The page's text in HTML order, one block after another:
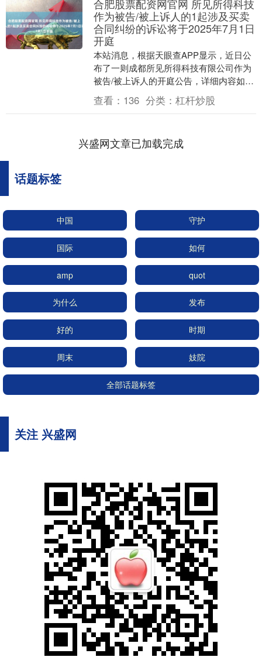
合肥股票配资网官网 所见所得科技
作为被告/被上诉人的1起涉及买卖
合同纠纷的诉讼将于2025年7月1日
开庭
本站消息，根据天眼查APP显示，近日公
布了一则成都所见所得科技有限公司作为
被告/被上诉人的开庭公告，详细内容如
下： 案号：（2025）晋0106民初5569号
审....
查看： 136 分类： 杠杆炒股
兴盛网文章已加载完成
话题标签
中国 守护
国际 如何
amp quot
为什么 发布
好的 时期
周末 妓院
全部话题标签
关注 兴盛网